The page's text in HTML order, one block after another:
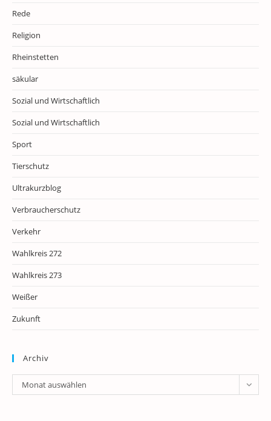
Rede
Religion
Rheinstetten
säkular
Sozial und Wirtschaftlich
Sozial und Wirtschaftlich
Sport
Tierschutz
Ultrakurzblog
Verbraucherschutz
Verkehr
Wahlkreis 272
Wahlkreis 273
Weißer
Zukunft
Archiv
Archiv
Monat auswählen